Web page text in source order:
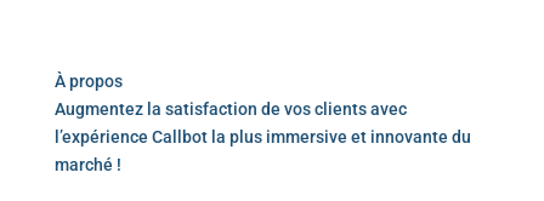
À propos
Augmentez la satisfaction de vos clients avec
l’expérience Callbot la plus immersive et innovante du
marché !